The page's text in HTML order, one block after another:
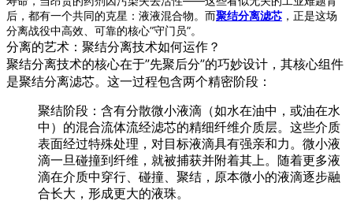
后，都有一个共同的克星：液液混合物。而聚结分离滤芯 ，正是这场
分离战役中高效、可靠的核心”守门员”。
分离的艺术：聚结分离技术如何运作？
聚结分离技术的核心在于”先聚后分”的巧妙设计，其核心组件
是聚结分离滤芯。这一过程包含两个精密阶段：
聚结阶段 ：含有分散微小液滴（如水在油中，或油在水
中）的混合流体流经滤芯的精细纤维介质层。这些介质
表面经过特殊处理，对目标液滴具有强亲和力。微小液
滴一旦碰撞到纤维，就被捕获并附着其上。随着更多液
滴在介质中穿行、碰撞、 聚结 ，原本微小的液滴逐步融
合长大 ，形成更大的液珠。